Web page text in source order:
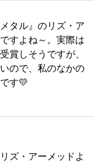
タル』のリズ・ア
すよね～。実際は
賞しそうですが、
ので、私のなかの
す💛
ズ・アーメッドよ